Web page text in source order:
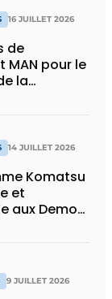
16 JUILLET 2026
de
MAN pour le
la
14 JUILLET 2026
Komatsu
et
aux Demo
9 JUILLET 2026